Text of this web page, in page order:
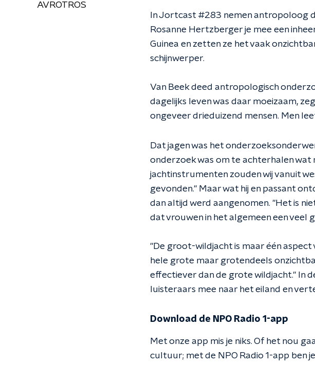
In Jortcast #283 nemen antropoloog
Rosanne Hertzberger je mee een
Guinea en zetten ze het vaak
schijnwerper.
Van Beek deed antropologisch
dagelijks leven was daar moeizaam,
ongeveer drieduizend mensen. Men
Dat jagen was het
onderzoek was om te achterhalen wat
jachtinstrumenten zouden wij vanuit
gevonden." Maar wat hij en passant
dan altijd werd aangenomen. "Het is
dat vrouwen in het algemeen een veel
"De groot-wildjacht is maar één aspect
hele grote maar grotendeels
effectiever dan de grote wildjacht." In
luisteraars mee naar het eiland en
Download de NPO Radio 1-app
Met onze app mis je niks. Of het nou
cultuur; met de NPO Radio 1-app ben
AVROTROS